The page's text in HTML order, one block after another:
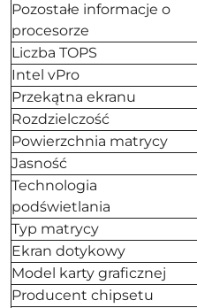
Pozostałe informacje o
procesorze
Liczba TOPS
Intel vPro
Przekątna ekranu
Rozdzielczość
Powierzchnia matrycy
Jasność
Technologia
podświetlania
Typ matrycy
Ekran dotykowy
Model karty graficznej
Producent chipsetu